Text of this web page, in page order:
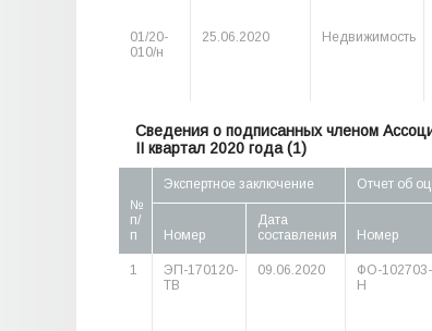
01/20-
010/н
25.06.2020 Недвижимость
Сведения о подписанных членом
II квартал 2020 года (1)
№
п/
п
Экспертное заключение Отчет об
Номер
Дата
составления
Номер
1
ЭП-170120-
ТВ
09.06.2020
ФО-102703-
Н